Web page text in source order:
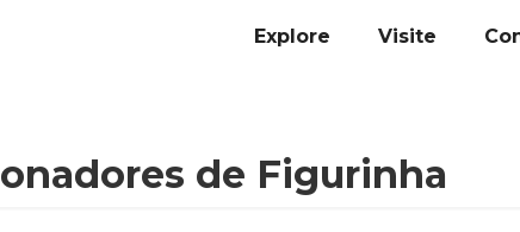
Explore Visite
de Figurinha